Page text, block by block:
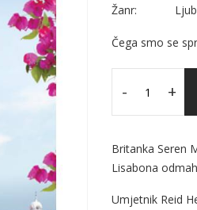
Žanr:
Čega smo se
- +
Britanka Seren
Lisabona
Umjetnik Reid